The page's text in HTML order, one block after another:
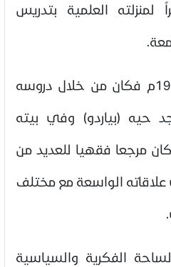
لمنزلته العلمية بتدريس
عاد إلى تونس سنة 1970م فكان من خلال دروسه
حيه (بياردو) وفي بيته
مرجعا فقهيا للعديد من
علاقاته الواسعة مع مختلف
الفكرية والسياسية